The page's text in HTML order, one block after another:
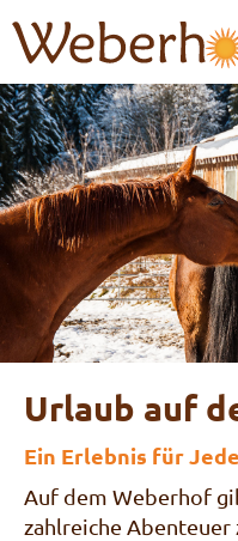
Urlaub auf
Ein Erlebnis für
Auf dem Weberhof
zahlreiche Abenteuer